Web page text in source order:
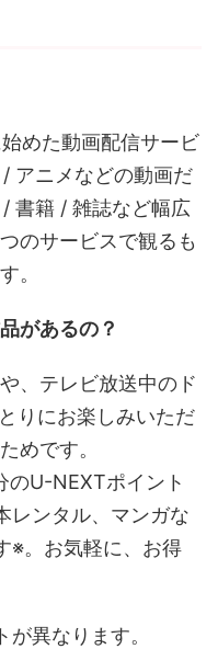
めた動画配信サービ
アニメなどの動画だ
書籍 / 雑誌など幅広
のサービスで観るも
。
があるの？
、テレビ放送中のド
りにお楽しみいただ
めです。
のU-NEXTポイント
レンタル、マンガな
※。お気軽に、お得
異なります。